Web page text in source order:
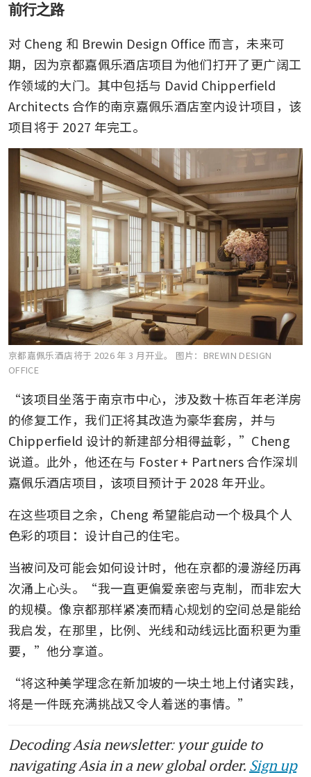
前行之路
对 Cheng 和 Brewin Design Office 而言，未来可
期，因为京都嘉佩乐酒店项目为他们打开了更广阔工
作领域的大门。其中包括与 David Chipperfield
Architects 合作的南京嘉佩乐酒店室内设计项目，该
项目将于 2027 年完工。
京都嘉佩乐酒店将于 2026 年 3 月开业。 图片：BREWIN DESIGN
OFFICE
“该项目坐落于南京市中心，涉及数十栋百年老洋房
的修复工作，我们正将其改造为豪华套房，并与
Chipperfield 设计的新建部分相得益彰，”Cheng
说道。此外，他还在与 Foster + Partners 合作深圳
嘉佩乐酒店项目，该项目预计于 2028 年开业。
在这些项目之余，Cheng 希望能启动一个极具个人
色彩的项目：设计自己的住宅。
当被问及可能会如何设计时，他在京都的漫游经历再
次涌上心头。“我一直更偏爱亲密与克制，而非宏大
的规模。像京都那样紧凑而精心规划的空间总是能给
我启发，在那里，比例、光线和动线远比面积更为重
要，”他分享道。
“将这种美学理念在新加坡的一块土地上付诸实践，
将是一件既充满挑战又令人着迷的事情。”
Decoding Asia newsletter: your guide to
navigating Asia in a new global order. Sign up